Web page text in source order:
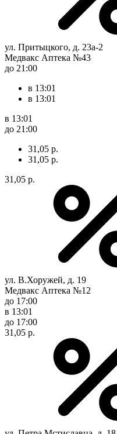
ул. Притыцкого, д. 23а-2
Медвакс Аптека №43
до 21:00
в 13:01
в 13:01
в 13:01
до 21:00
31,05 р.
31,05 р.
31,05 р.
ул. В.Хоружей, д. 19
Медвакс Аптека №12
до 17:00
в 13:01
до 17:00
31,05 р.